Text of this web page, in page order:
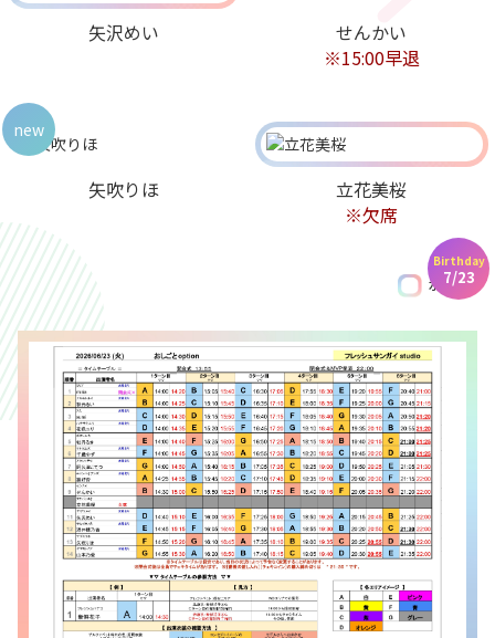
矢沢めい
せんかい
※15:00早退
Birthday
7/23
矢吹りほ
new
立花美桜
※欠席
水着あり